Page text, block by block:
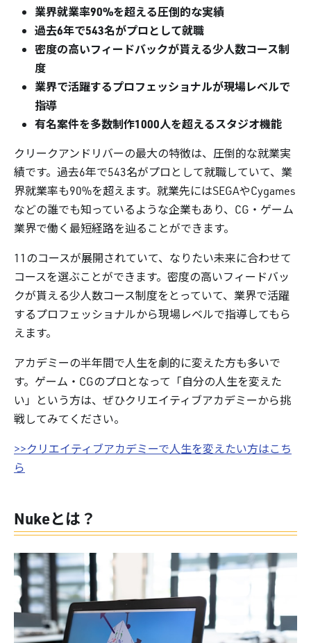
業界就業率90%を超える圧倒的な実績
過去6年で543名がプロとして就職
密度の高いフィードバックが貰える少人数コース制
度
業界で活躍するプロフェッショナルが現場レベルで
指導
有名案件を多数制作1000人を超えるスタジオ機能
クリークアンドリバーの最大の特徴は、圧倒的な就業実
績です。過去6年で543名がプロとして就職していて、業
界就業率も90%を超えます。就業先にはSEGAやCygames
などの誰でも知っているような企業もあり、CG・ゲーム
業界で働く最短経路を辿ることができます。
11のコースが展開されていて、なりたい未来に合わせて
コースを選ぶことができます。密度の高いフィードバッ
クが貰える少人数コース制度をとっていて、業界で活躍
するプロフェッショナルから現場レベルで指導してもら
えます。
アカデミーの半年間で人生を劇的に変えた方も多いで
す。ゲーム・CGのプロとなって「自分の人生を変えた
い」という方は、ぜひクリエイティブアカデミーから挑
戦してみてください。
>>クリエイティブアカデミーで人生を変えたい方はこち
ら
Nukeとは？